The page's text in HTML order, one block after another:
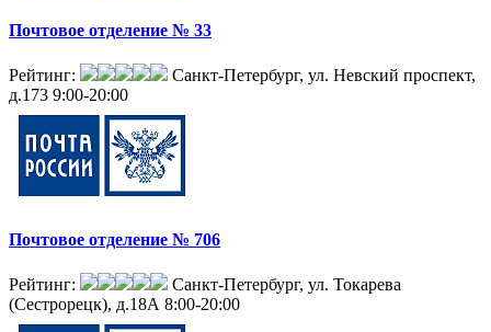
Почтовое отделение № 33
Рейтинг:
Санкт-Петербург, ул. Невский проспект,
д.173 9:00-20:00
Почтовое отделение № 706
Рейтинг:
Санкт-Петербург, ул. Токарева
(Сестрорецк), д.18А 8:00-20:00